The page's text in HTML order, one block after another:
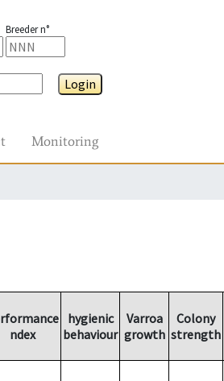
Breeder n°
Login
Monitoring
ndex
hygienic
behaviour
Varroa
growth
Colony
strength